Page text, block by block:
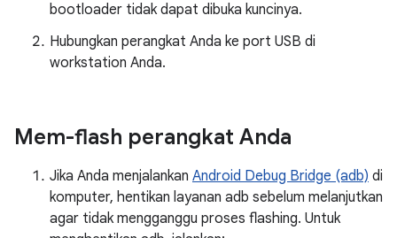
bootloader tidak dapat dibuka kuncinya.
Hubungkan perangkat Anda ke port USB di
workstation Anda.
Mem-flash perangkat Anda
Jika Anda menjalankan Android Debug Bridge (adb) di
komputer, hentikan layanan adb sebelum melanjutkan
agar tidak mengganggu proses flashing. Untuk